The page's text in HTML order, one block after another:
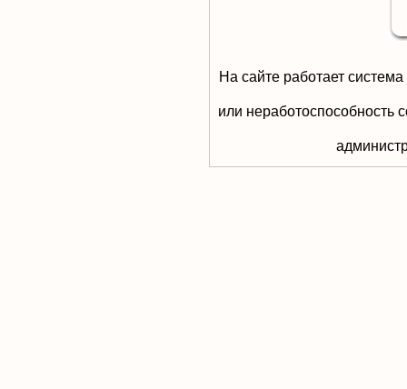
На сайте работает
или неработоспособность